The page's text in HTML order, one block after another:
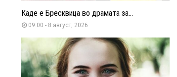
Каде е Бресквица во драмата за...
09:00 - 8 август, 2026